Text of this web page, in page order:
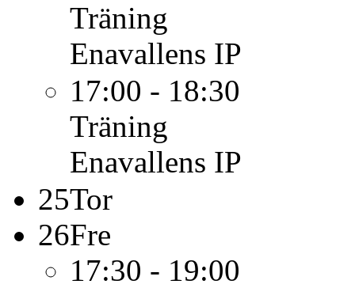
Träning
Enavallens IP
17:00 - 18:30
Träning
Enavallens IP
25Tor
26Fre
17:30 - 19:00